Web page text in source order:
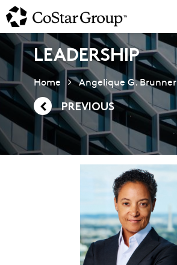
Skip
to
main
content
LEADERSHIP
Home Angelique G. Brunner
PREVIOUS